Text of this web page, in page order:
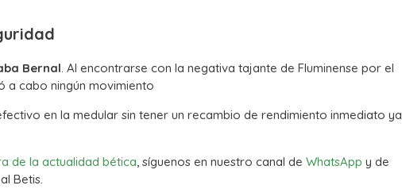
Bernal. Al encontrarse con la negativa tajante de Fluminense por el
a cabo ningún movimiento
en la medular sin tener un recambio de rendimiento inmediato ya
de la actualidad bética, síguenos en nuestro canal de WhatsApp y de
Betis.